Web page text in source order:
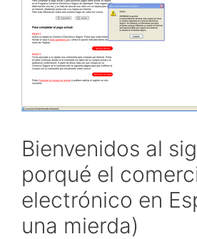
Bienvenidos al
porqué el
electrónico en
una mierda)